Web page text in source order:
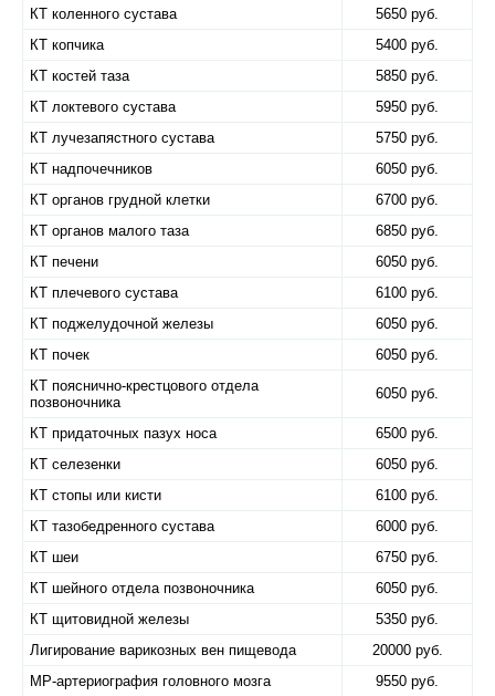
КТ коленного сустава
5650 руб.
КТ копчика
5400 руб.
КТ костей таза
5850 руб.
КТ локтевого сустава
5950 руб.
КТ лучезапястного сустава
5750 руб.
КТ надпочечников
6050 руб.
КТ органов грудной клетки
6700 руб.
КТ органов малого таза
6850 руб.
КТ печени
6050 руб.
КТ плечевого сустава
6100 руб.
КТ поджелудочной железы
6050 руб.
КТ почек
6050 руб.
КТ пояснично-крестцового отдела
позвоночника
6050 руб.
КТ придаточных пазух носа
6500 руб.
КТ селезенки
6050 руб.
КТ стопы или кисти
6100 руб.
КТ тазобедренного сустава
6000 руб.
КТ шеи
6750 руб.
КТ шейного отдела позвоночника
6050 руб.
КТ щитовидной железы
5350 руб.
Лигирование варикозных вен пищевода
20000 руб.
МР-артериография головного мозга
9550 руб.